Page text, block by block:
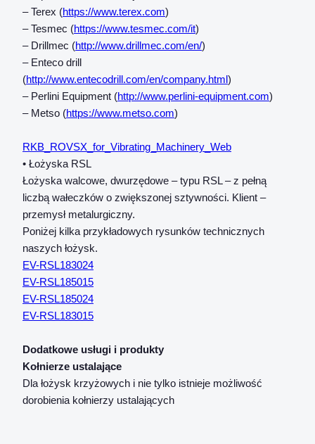
– Terex (https://www.terex.com)
– Tesmec (https://www.tesmec.com/it)
– Drillmec (http://www.drillmec.com/en/)
– Enteco drill
(http://www.entecodrill.com/en/company.html)
– Perlini Equipment (http://www.perlini-equipment.com)
– Metso (https://www.metso.com)
RKB_ROVSX_for_Vibrating_Machinery_Web
• Łożyska RSL
Łożyska walcowe, dwurzędowe – typu RSL – z pełną
liczbą wałeczków o zwiększonej sztywności. Klient –
przemysł metalurgiczny.
Poniżej kilka przykładowych rysunków technicznych
naszych łożysk.
EV-RSL183024
EV-RSL185015
EV-RSL185024
EV-RSL183015
Dodatkowe usługi i produkty
Kołnierze ustalające
Dla łożysk krzyżowych i nie tylko istnieje możliwość
dorobienia kołnierzy ustalających